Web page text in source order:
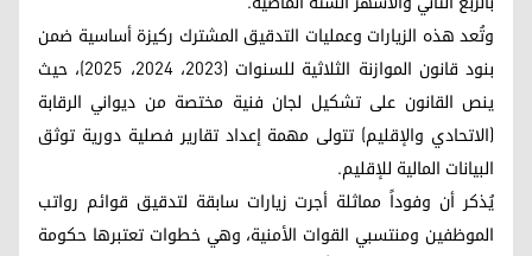
وتُعد هذه الزيارات وعمليات التدقيق المشترك ركيزة أساسية ضمن
بنود قانون الموازنة الثلاثية للسنوات (2023، 2024، 2025)، حيث
ينص القانون على تشكيل لجان فنية مختصة من ديواني الرقابة
(الاتحادي والإقليم) تتولى مهمة إعداد تقارير فصلية دورية توثق
البيانات المالية للإقليم.
يُذكر أن وفوداً مماثلة أجرت زيارات سابقة لتدقيق قوائم رواتب
الموظفين ومنتسبي القوات الأمنية، وهي خطوات تعتبرها حكومة